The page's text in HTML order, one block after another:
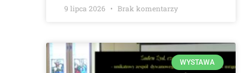
9 lipca 2026 Brak komentarzy
WYSTAWA